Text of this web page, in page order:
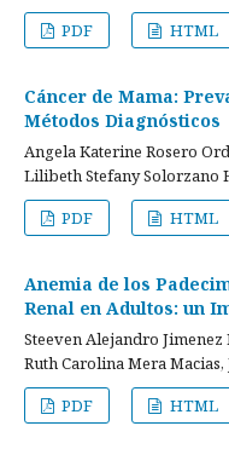
PDF
HTML
Cáncer de Mama:
Métodos Diagnósticos
Angela Katerine Rosero
Lilibeth Stefany Solorzano
PDF
HTML
Anemia de los
Renal en Adultos: un
Steeven Alejandro
Ruth Carolina Mera Macias,
PDF
HTML